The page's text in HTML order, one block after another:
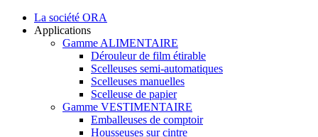
La société ORA
Applications
Gamme ALIMENTAIRE
Dérouleur de film étirable
Scelleuses semi-automatiques
Scelleuses manuelles
Scelleuse de papier
Gamme VESTIMENTAIRE
Emballeuses de comptoir
Housseuses sur cintre